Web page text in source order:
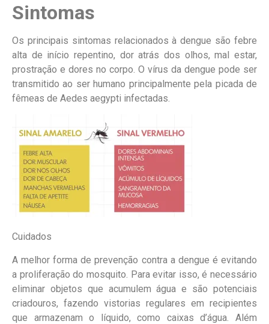
Sintomas
Os principais sintomas relacionados à dengue são febre
alta de início repentino, dor atrás dos olhos, mal estar,
prostração e dores no corpo. O vírus da dengue pode ser
transmitido ao ser humano principalmente pela picada de
fêmeas de Aedes aegypti infectadas.
Cuidados
A melhor forma de prevenção contra a dengue é evitando
a proliferação do mosquito. Para evitar isso, é necessário
eliminar objetos que acumulem água e são potenciais
criadouros, fazendo vistorias regulares em recipientes
que armazenam o líquido, como caixas d’água. Além